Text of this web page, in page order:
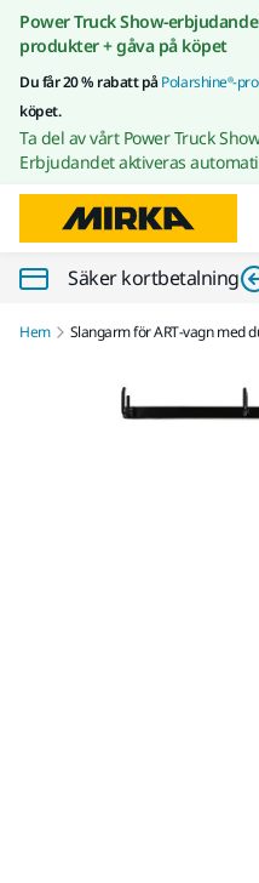
Power Truck Show-
produkter + gåva på köpet
Du får 20 % rabatt påPolarshine®-
köpet.
Ta del av vårt Power Truck
Erbjudandet aktiveras
Säker kortbetalning
Hem Slangarm för ART-vagn med